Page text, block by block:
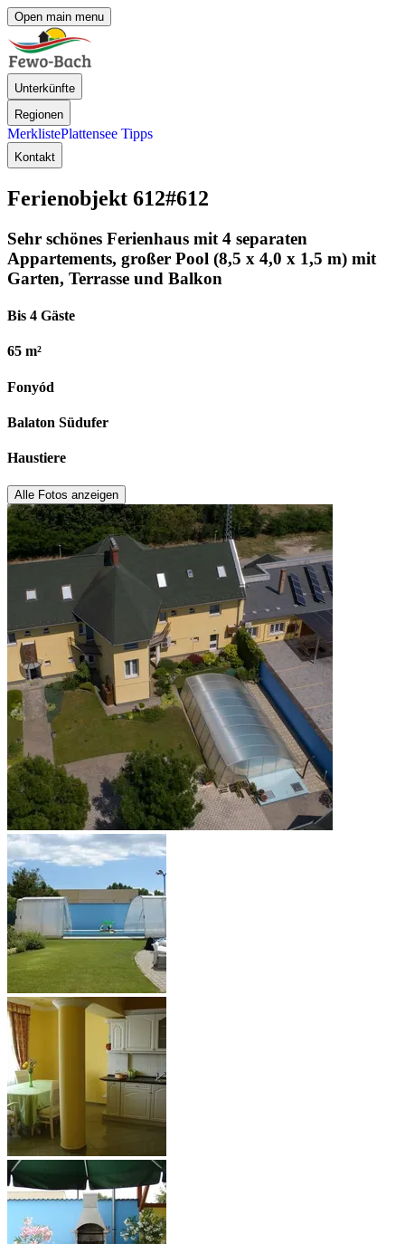
Open main menu
Unterkünfte
Regionen
MerklistePlattensee Tipps
Kontakt
Ferienobjekt 612#612
Sehr schönes Ferienhaus mit 4 separaten
Appartements, großer Pool (8,5 x 4,0 x 1,5 m) mit
Garten, Terrasse und Balkon
Bis 4 Gäste
65 m²
Fonyód
Balaton Südufer
Haustiere
Alle Fotos anzeigen